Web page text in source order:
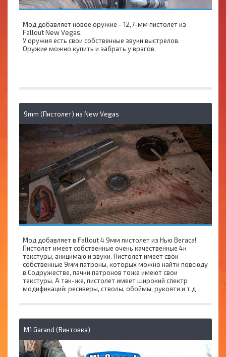
Мод добавляет новое оружие - 12,7-мм пистолет из
Fallout New Vegas.
У оружия есть свои собственные звуки выстрелов.
Оружие можно купить и забрать у врагов.
9mm (Пистолет) из New Vegas
Мод добавляет в Fallout 4 9мм пистолет из Нью Вегаса!
Пистолет имеет собственные очень качественные 4к
текстуры, аницимаю и звуки. Пистолет имеет свои
собственные 9мм патроны, которых можно найти повсюду
в Содружестве, пачки патронов тоже имеют свои
текстуры. А так-же, пистолет имеет широкий спектр
модификаций: ресиверы, стволы, обоймы, рукояти и т.д
M1 Garand (Винтовка)